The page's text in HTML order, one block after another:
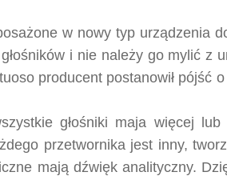
w nowy typ urządzenia
i nie należy go mylić z
producent postanowił
głośniki maja więcej
przetwornika jest inny,
mają dźwięk analityczny.